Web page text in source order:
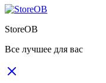
StoreOB
Все лучшее для вас